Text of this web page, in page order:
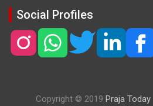
Social Profiles
Copyright © 2019 Praja Today